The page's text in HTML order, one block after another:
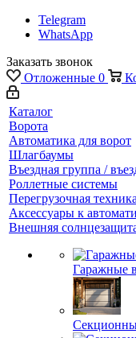
Telegram
WhatsApp
Заказать звонок
Отложенные 0
Каталог
Ворота
Автоматика для ворот
Шлагбаумы
Въездная группа /
Роллетные системы
Перегрузочная техника
Аксессуары к
Внешняя
Гаражные